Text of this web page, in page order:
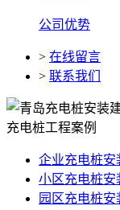
公司优势
> 在线留言
> 联系我们
充电桩工程案例
企业充电桩安
小区充电桩安
园区充电桩安